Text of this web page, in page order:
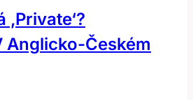
Anglicko-Českém